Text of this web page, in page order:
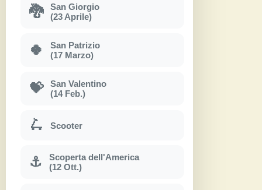
🐉
San Giorgio
(23 Aprile)
🍀
San Patrizio
(17 Marzo)
💝
San Valentino
(14 Feb.)
🛴 Scooter
⚓
Scoperta dell'America
(12 Ott.)